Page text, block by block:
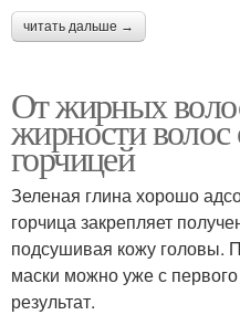
читать дальше →
От жирных
жирности
горчицей
Зеленая глина хорошо
горчица закрепляет
подсушивая кожу головы.
маски можно уже с
результат.